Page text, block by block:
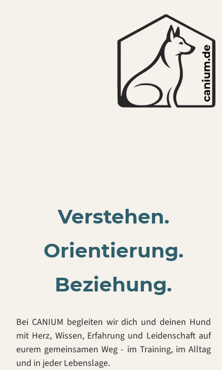
Verstehen.
Orientierung.
Beziehung.
Bei CANIUM begleiten wir dich und deinen Hund
mit Herz, Wissen, Erfahrung und Leidenschaft auf
eurem gemeinsamen Weg - im Training, im Alltag
und in jeder Lebenslage.